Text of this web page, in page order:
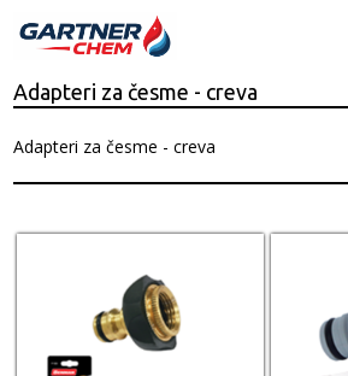
Adapteri za česme - creva
Adapteri za česme - creva